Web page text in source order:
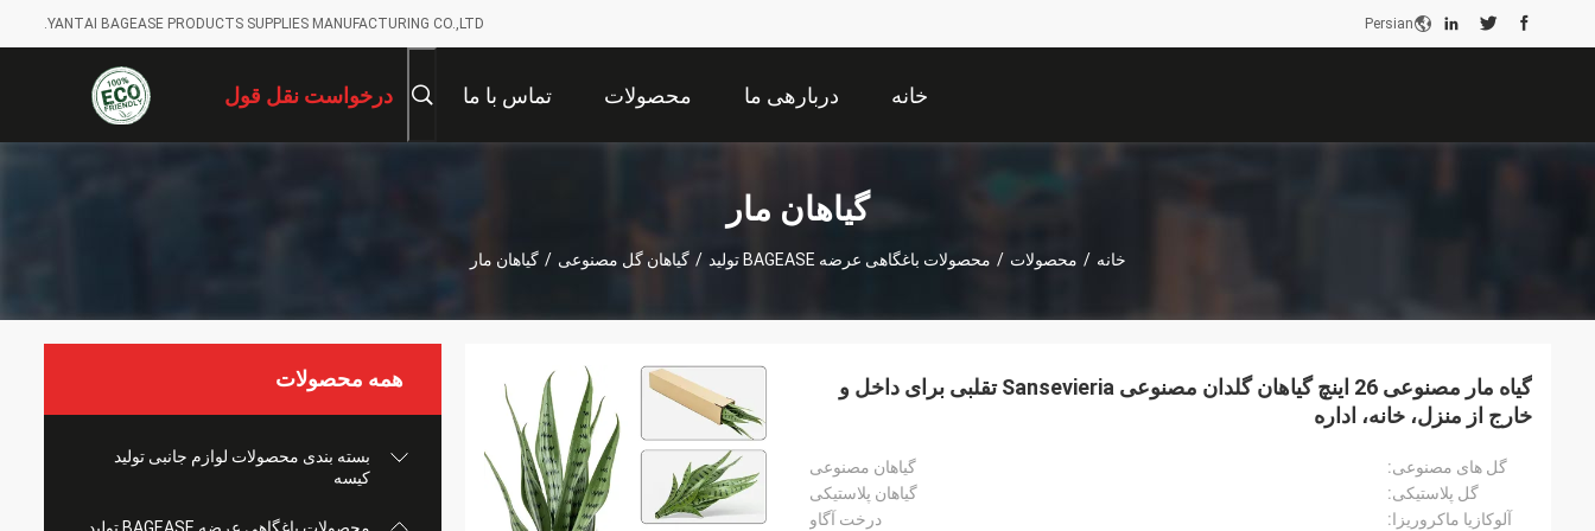
YANTAI BAGEASE PRODUCTS SUPPLIES MANUFACTURING CO.,LTD. Persian
خانه دربارهی ما محصولات تماس با ما درخواست نقل قول
گیاهان مار
خانه / محصولات / محصولات باغگاهی عرضه BAGEASE تولید / گیاهان گل مصنوعی / گیاهان مار
همه محصولات
بسته بندی محصولات لوازم جانبی تولید
کیسه
گیاه مار مصنوعی 26 اینچ گیاهان گلدان مصنوعی Sansevieria تقلبی برای داخل و
خارج از منزل، خانه، اداره
گل های مصنوعی:
گیاهان مصنوعی
گل پلاستیکی:
گیاهان پلاستیکی
آلوکازیا ماکروریزا:
درخت آگاو